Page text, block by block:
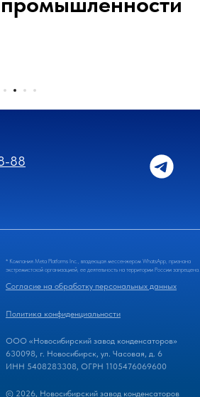
Согласие на обработку персональных данных
Политика конфиденциальности
* Компания Meta Platforms Inc., владеющая мессенжером WhatsApp, признана
экстремистской организацией, ее деятельность на территории России запрещена.
ООО «Новосибирский завод конденсаторов»
630098, г. Новосибирск, ул. Часовая, д. 6
ИНН 5408283308, ОГРН 1105476069600
88
© 2026, Новосибирский завод конденсаторов